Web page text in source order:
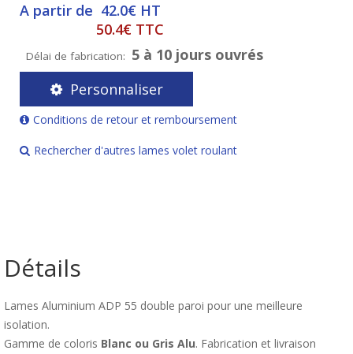
A partir de 42.0€ HT
50.4€ TTC
Délai de fabrication: 5 à 10 jours ouvrés
Personnaliser
Conditions de retour et remboursement
Rechercher d'autres lames volet roulant
Détails
Lames Aluminium ADP 55 double paroi pour une meilleure
isolation.
Gamme de coloris Blanc ou Gris Alu. Fabrication et livraison